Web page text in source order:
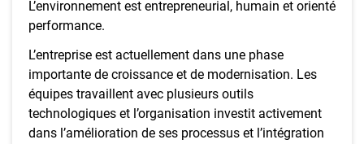
L’environnement est entrepreneurial, humain et orienté
performance.
L’entreprise est actuellement dans une phase
importante de croissance et de modernisation. Les
équipes travaillent avec plusieurs outils
technologiques et l’organisation investit activement
dans l’amélioration de ses processus et l’intégration